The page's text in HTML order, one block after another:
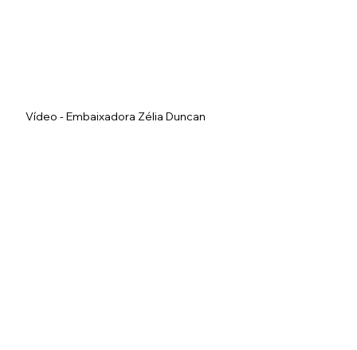
Vídeo - Embaixadora Zélia Duncan